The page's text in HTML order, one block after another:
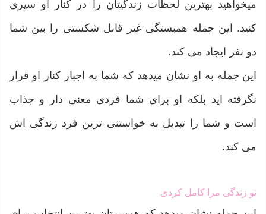
میخواهید بهترین لحظات زندگیتان را در کنار او سپری
کنید. این جمله همبستگی غیر قابل شکستی را بین شما
دو نفر ایجاد می کند.
این جمله به او نشان میدهد که شما به اجبار کنار او قرار
نگرفته اید بلکه او برای شما فردی معنی دار و جذاب
است و شما را تبدیل به خواستنی ترین فرد زندگی اش
می کند.
تو زندگی مرا کامل کردی